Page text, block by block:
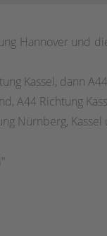
Hannover und
Kassel, dann
A44 Richtung
Nürnberg,